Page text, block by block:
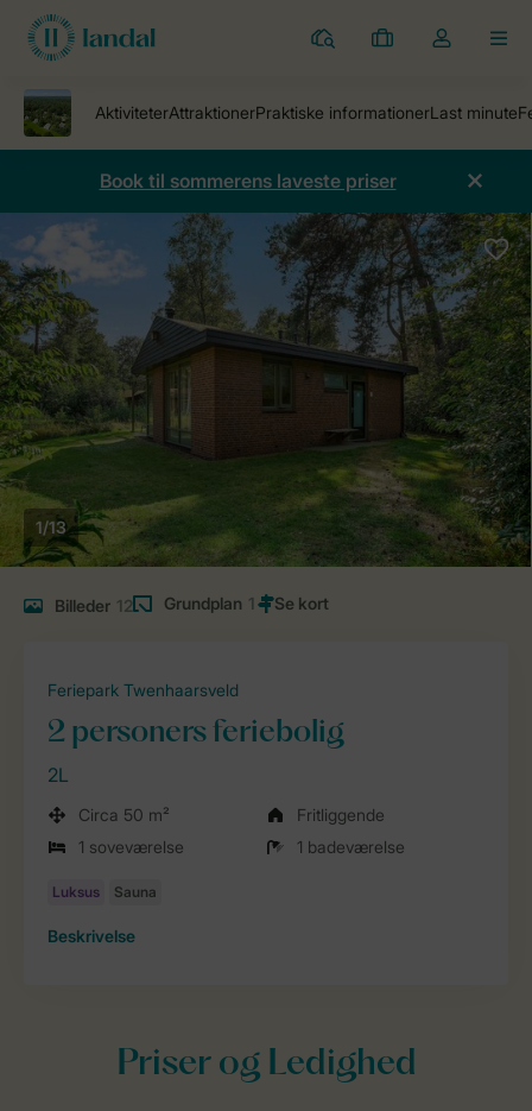
Parker
Mine
Toggle
dropdown
Book til sommerens laveste priser
1/13
Billeder 12 Grundplan 1
Feriepark Twenhaarsveld
2 personers feriebolig
2L
Circa 50 m²
Fritliggende
1 soveværelse
1 badeværelse
Beskrivelse
Priser og Ledighed